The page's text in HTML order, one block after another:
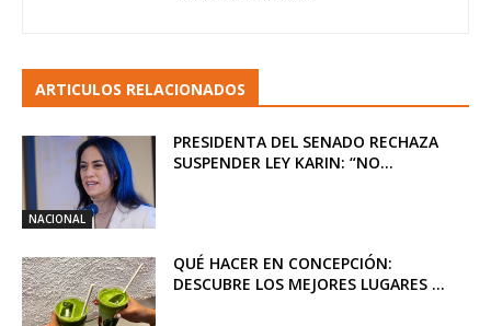
ARTICULOS RELACIONADOS
NACIONAL
PRESIDENTA DEL SENADO RECHAZA
SUSPENDER LEY KARIN: “NO...
QUÉ HACER EN CONCEPCIÓN:
DESCUBRE LOS MEJORES LUGARES ...